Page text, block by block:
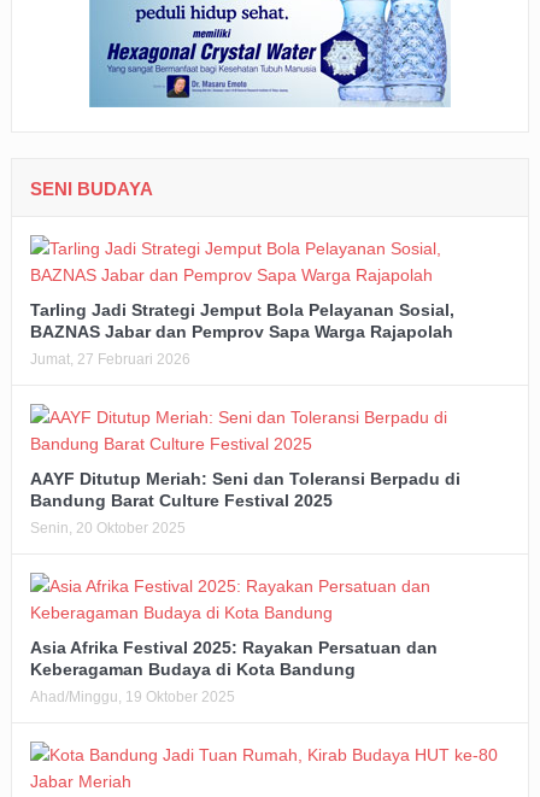
SENI BUDAYA
Tarling Jadi Strategi Jemput Bola Pelayanan Sosial,
BAZNAS Jabar dan Pemprov Sapa Warga Rajapolah
Jumat, 27 Februari 2026
AAYF Ditutup Meriah: Seni dan Toleransi Berpadu di
Bandung Barat Culture Festival 2025
Senin, 20 Oktober 2025
Asia Afrika Festival 2025: Rayakan Persatuan dan
Keberagaman Budaya di Kota Bandung
Ahad/Minggu, 19 Oktober 2025